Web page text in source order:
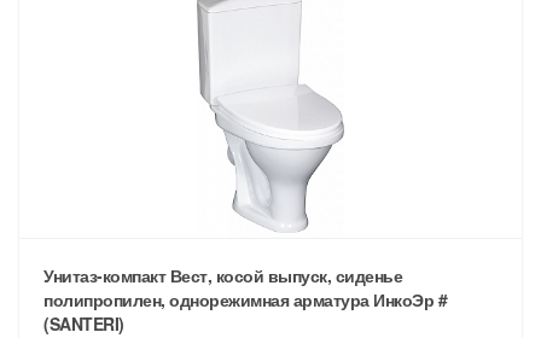
Унитаз-компакт Вест, косой выпуск, сиденье
полипропилен, однорежимная арматура ИнкоЭр #
(SANTERI)